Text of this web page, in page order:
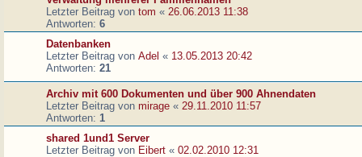
Letzter Beitrag von tom « 26.06.2013 11:38
Antworten: 6
Datenbanken
Letzter Beitrag von Adel « 13.05.2013 20:42
Antworten: 21
Archiv mit 600 Dokumenten und über 900 Ahnendaten
Letzter Beitrag von mirage « 29.11.2010 11:57
Antworten: 1
shared 1und1 Server
Letzter Beitrag von Eibert « 02.02.2010 12:31